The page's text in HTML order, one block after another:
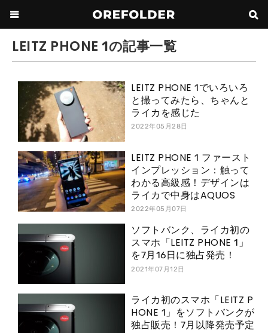
LEITZ PHONE 1の記事一覧
LEITZ PHONE 1でいろいろ
と撮ってみたら、ちゃんと
ライカを感じた
2022年05月28日
LEITZ PHONE 1 ファースト
インプレッション：触って
わかる高級感！デザインは
ライカで中身はAQUOS
2022年05月07日
ソフトバンク、ライカ初の
スマホ「LEITZ PHONE 1」
を7月16日に独占発売！
2021年07月12日
ライカ初のスマホ「LEITZ P
HONE 1」をソフトバンクが
独占販売！7月以降発売予定